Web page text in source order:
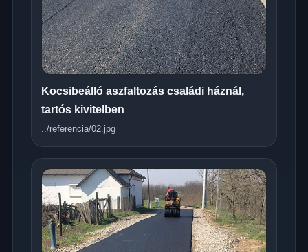
Kocsibeálló aszfaltozás családi háznál,
tartós kivitelben
../referencia/02.jpg